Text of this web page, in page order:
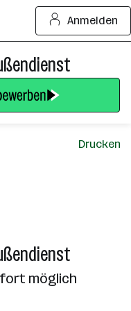
Anmelden
Drucken
möglich